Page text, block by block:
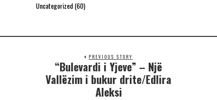
Uncategorized (60)
PREVIOUS STORY
“Bulevardi i Yjeve” – Një
Vallëzim i bukur drite/Edlira
Aleksi